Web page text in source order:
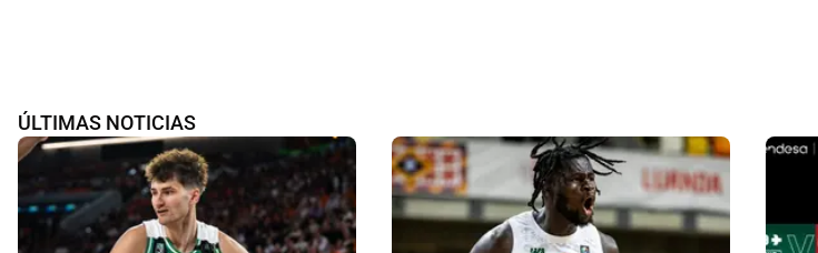
ÚLTIMAS NOTICIAS